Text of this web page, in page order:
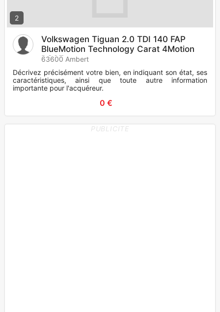
2
Volkswagen Tiguan 2.0 TDI 140 FAP
BlueMotion Technology Carat 4Motion
DSG7
63600 Ambert
Décrivez précisément votre bien, en indiquant son état, ses
caractéristiques, ainsi que toute autre information
importante pour l'acquéreur.
0 €
PUBLICITE